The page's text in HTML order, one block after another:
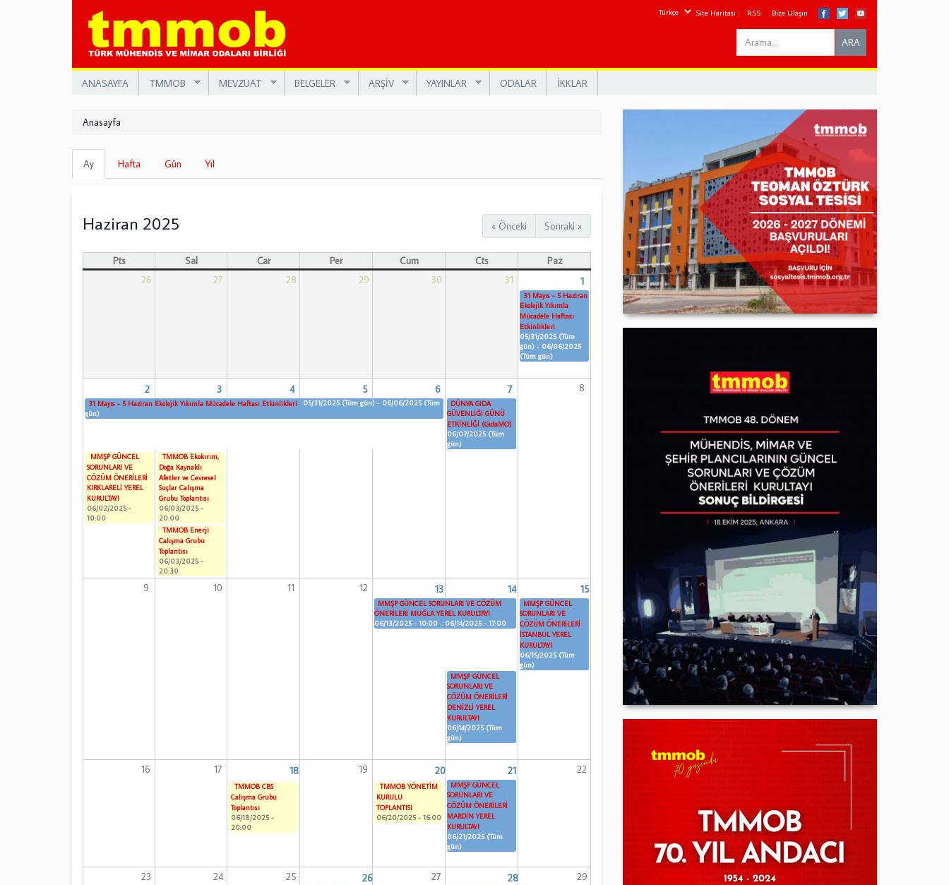
Site Haritası RSS Bize Ulaşın
Search
this
ARA
ANASAYFA TMMOB MEVZUAT BELGELER ARŞİV YAYINLAR ODALAR İKKLAR
Anasayfa
Birincil
sekmeler
Ay
sekme)
Hafta Gün Yıl
« Önceki Sonraki »
Haziran 2025
Pts Sal Çar Per Cum Cts
Paz
26
27 28 29 30 31 1
31 Mayıs - 5 Haziran
Ekolojik Yıkımla
Mücadele Haftası
Etkinlikleri
05/31/2025 (Tüm
gün) - 06/06/2025
(Tüm gün)
2 3 4 5 6 7 8
31 Mayıs - 5 Haziran Ekolojik Yıkımla Mücadele Haftası Etkinlikleri 05/31/2025 (Tüm gün) - 06/06/2025 (Tüm
gün)
DÜNYA GIDA
GÜVENLİĞİ GÜNÜ
ETKİNLİĞİ (GıdaMO)
06/07/2025 (Tüm
gün)
MMŞP GÜNCEL
SORUNLARI VE
ÇÖZÜM ÖNERİLERİ
KIRKLARELİ YEREL
KURULTAYI
06/02/2025 -
10:00
TMMOB Ekokırım,
Doğa Kaynaklı
Afetler ve Çevresel
Suçlar Çalışma
Grubu Toplantısı
06/03/2025 -
20:00
TMMOB Enerji
Çalışma Grubu
Toplantısı
06/03/2025 -
20:30
9 10 11 12 13 14 15
MMŞP GÜNCEL SORUNLARI VE ÇÖZÜM
ÖNERİLERİ MUĞLA YEREL KURULTAYI
06/13/2025 - 10:00 - 06/14/2025 - 17:00
MMŞP GÜNCEL
SORUNLARI VE
ÇÖZÜM ÖNERİLERİ
İSTANBUL YEREL
KURULTAYI
06/15/2025 (Tüm
gün)
MMŞP GÜNCEL
SORUNLARI VE
ÇÖZÜM ÖNERİLERİ
DENİZLİ YEREL
KURULTAYI
06/14/2025 (Tüm
gün)
16 17 18 19 20 21 22
TMMOB CBS
Çalışma Grubu
Toplantısı
06/18/2025 -
20:00
TMMOB YÖNETİM
KURULU
TOPLANTISI
06/20/2025 - 16:00
MMŞP GÜNCEL
SORUNLARI VE
ÇÖZÜM ÖNERİLERİ
MARDİN YEREL
KURULTAYI
06/21/2025 (Tüm
gün)
23 24 25 26 27 28 29